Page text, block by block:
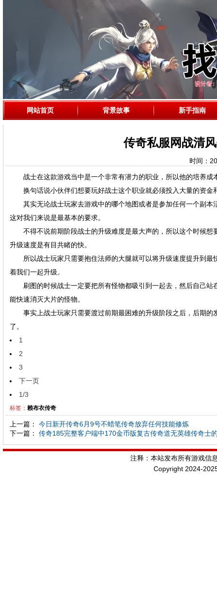
网站首页 背景故事 新手指南
传奇私服网战清
时间：
战士在这款游戏当中是一个非常有潜力的职业，所以他的培养成
换句话说小伙伴们想要玩好战士这个职业就必须投入大量的资金
其实无论战士玩家去游戏中的哪个地图或者是参加任何一个副本
这对我们来说是最基本的要求。
不得不说前期阶段战士的升级难度是最大声的，所以这个时候想
升级速度是有目共睹的快。
所以战士玩家只需要抱住法师的大腿就可以将升级速度提升到最
着我们一起升级。
刷图的时候战士一定要把所有怪物都吸引到一起去，然后自己站
能快速消灭大片的怪物。
事实上战士玩家只需要渡过前期最困难的升级阶段之后，后期的
了。
1
2
3
下一页
1/3
标签： 赖布衣传奇
上一篇： 今日新开传奇6月9号不蜡笔传奇放弃任何技能修炼
下一篇： 传奇185完整客户端中170金币版复古传奇道无英雄传奇士
注释：本站发布所有游戏信
Copyright 2024-